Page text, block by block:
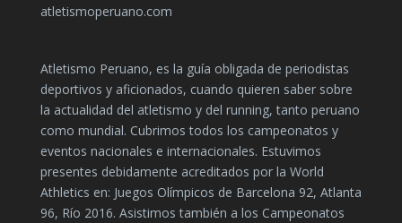
atletismoperuano.com
Atletismo Peruano, es la guía obligada de periodistas
deportivos y aficionados, cuando quieren saber sobre
la actualidad del atletismo y del running, tanto peruano
como mundial. Cubrimos todos los campeonatos y
eventos nacionales e internacionales. Estuvimos
presentes debidamente acreditados por la World
Athletics en: Juegos Olímpicos de Barcelona 92, Atlanta
96, Río 2016. Asistimos también a los Campeonatos